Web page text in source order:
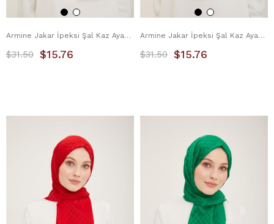
Armine Jakar İpeksi Şal Kaz Ayağı 3100-6 Zümrüt
$15.76
$31.50
Armine Jakar İpeksi Şal Kaz Ayağı 3100-7 Saks
$15.76
$31.50